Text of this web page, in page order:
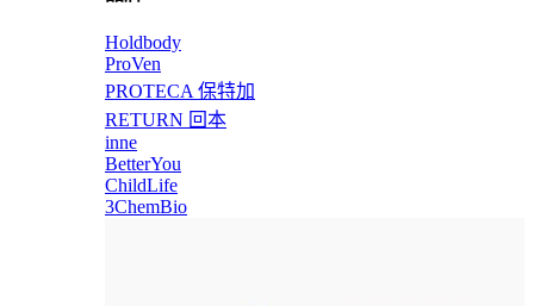
Holdbody
ProVen
PROTECA 保特加
RETURN 回本
inne
BetterYou
ChildLife
3ChemBio